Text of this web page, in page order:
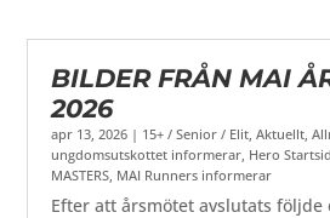
BILDER FRÅN MAI
2026
apr 13, 2026 | 15+ / Senior / Elit ,Aktuellt ,
ungdomsutskottet informerar Hero
MASTERS MAI Runners informerar
Efter att årsmötet avslutats följde